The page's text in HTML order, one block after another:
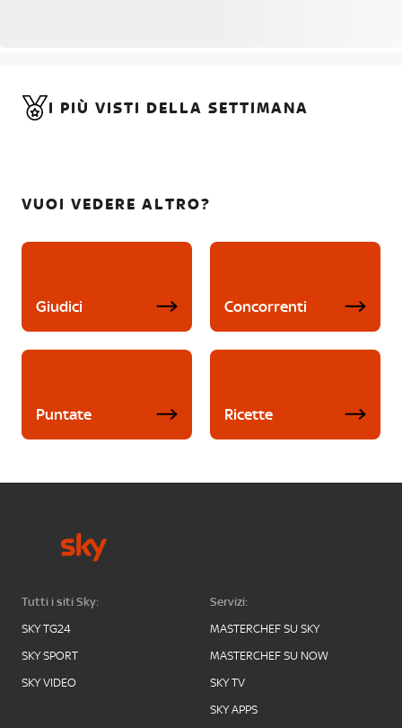
I PIÙ VISTI DELLA SETTIMANA
VUOI VEDERE ALTRO?
Giudici Concorrenti
Puntate Ricette
Tutti i siti Sky:
SKY TG24
SKY SPORT
SKY VIDEO
Servizi:
MASTERCHEF SU SKY
MASTERCHEF SU NOW
SKY TV
SKY APPS